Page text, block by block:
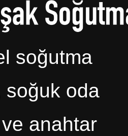
soğutma
soğuk oda
anahtar